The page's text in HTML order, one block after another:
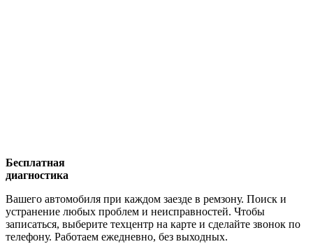
Бесплатная
диагностика
Вашего автомобиля при каждом заезде в ремзону. Поиск и
устранение любых проблем и неисправностей. Чтобы
записаться, выберите техцентр на карте и сделайте звонок по
телефону. Работаем ежедневно, без выходных.